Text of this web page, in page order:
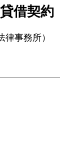
借契約
事務所）